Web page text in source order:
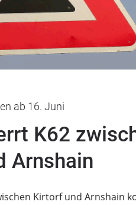
ab 16. Juni
K62
Arnshain
Kirtorf und Arnshain